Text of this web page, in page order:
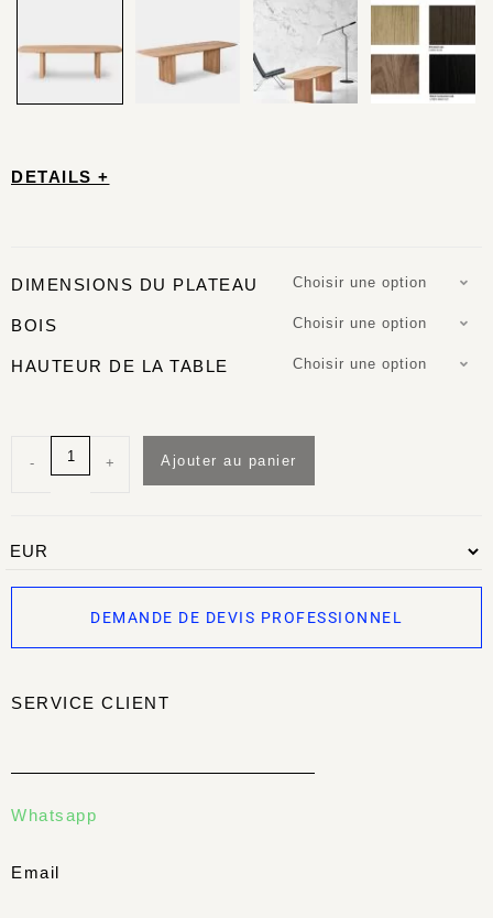
DETAILS +
DIMENSIONS DU PLATEAU Choisir une option
BOIS Choisir une option
HAUTEUR DE LA TABLE Choisir une option
- + Ajouter au panier
DEMANDE DE DEVIS PROFESSIONNEL
SERVICE CLIENT
Whatsapp
Email